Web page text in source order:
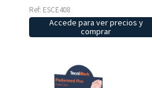
Ref: ESCE408
Accede para ver precios y
comprar